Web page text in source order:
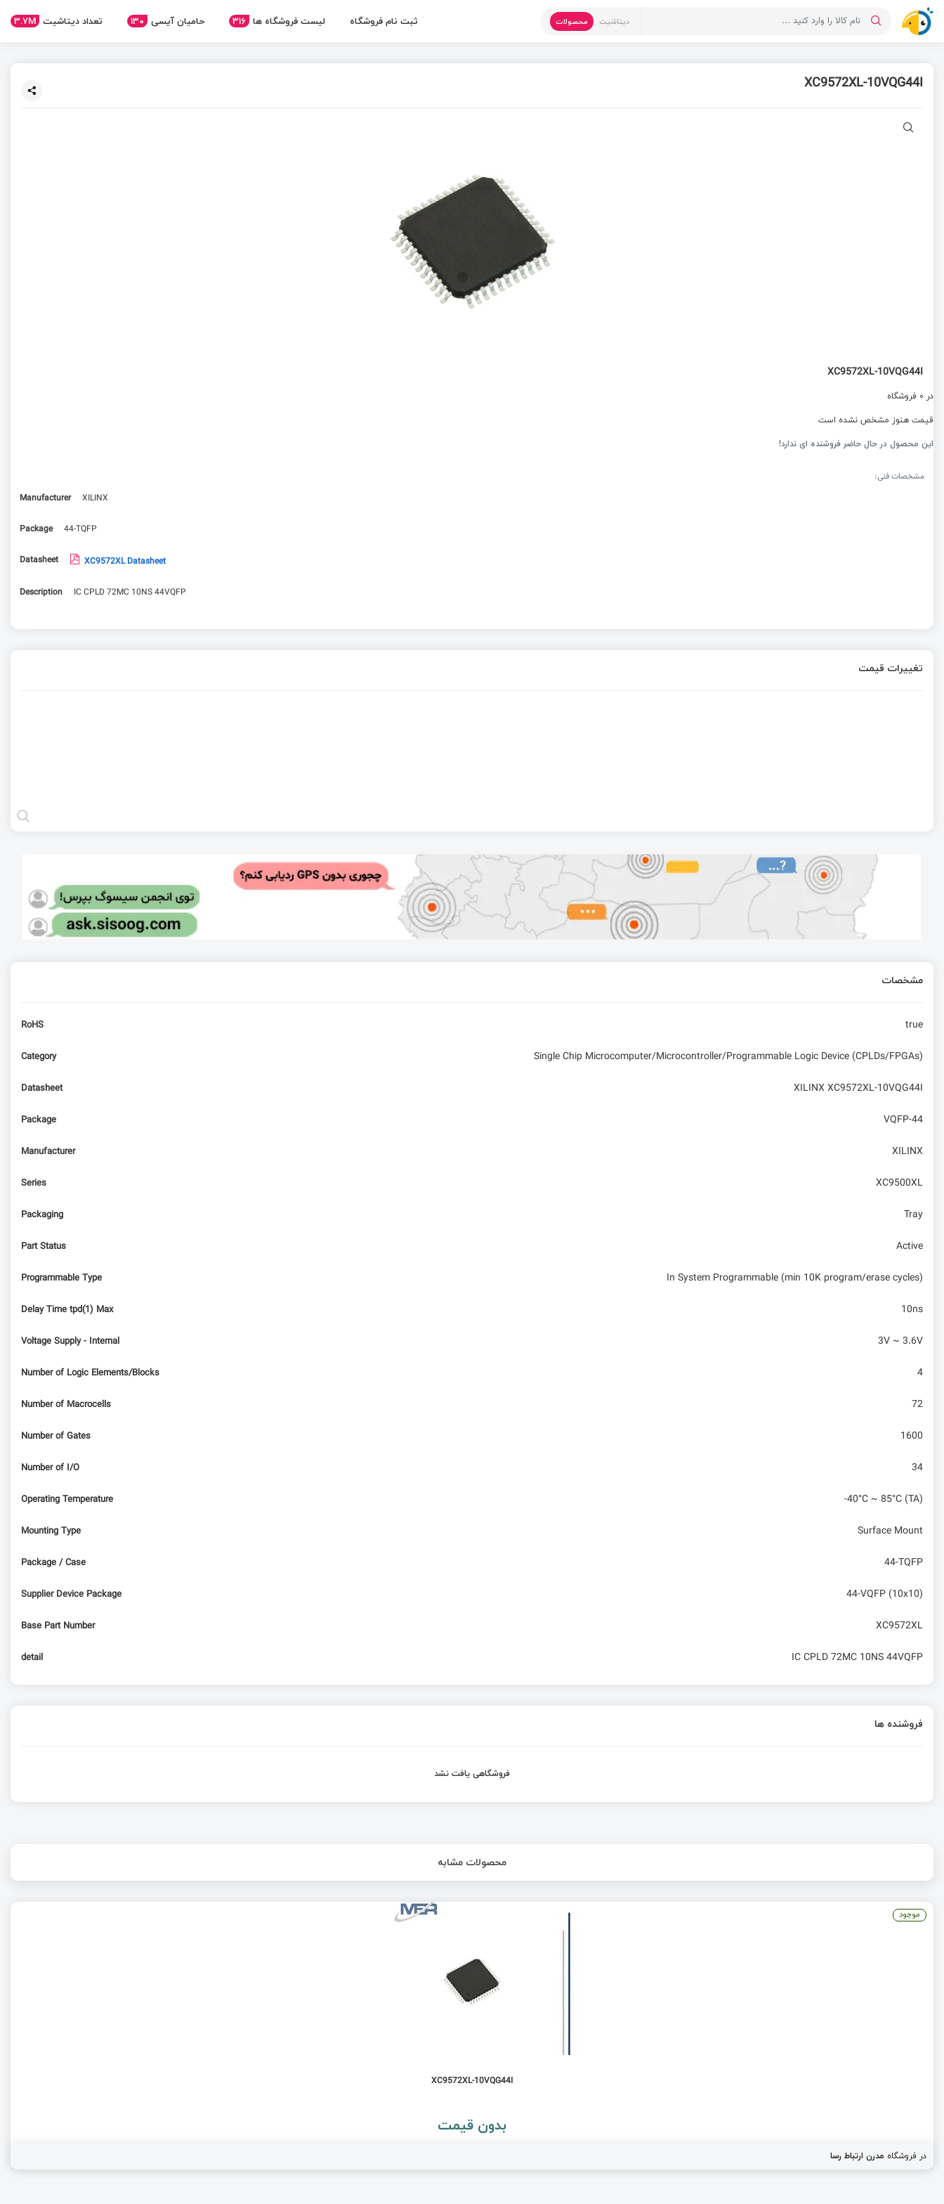
دیتاشیت محصولات ثبت نام فروشگاه لیست فروشگاه ها 316 حامیان آیسی 130 تعداد دیتاشیت 3.7M
XC9572XL-10VQG44I
XC9572XL-10VQG44I
در 0 فروشگاه
قیمت هنوز مشخص نشده است
این محصول در حال حاضر فروشنده ای ندارد!
مشخصات فنی:
Manufacturer
XILINX
Package 44-TQFP
Datasheet XC9572XL Datasheet
Description IC CPLD 72MC 10NS 44VQFP
تغییرات قیمت
مشخصات
RoHS true
Category Single Chip Microcomputer/Microcontroller/Programmable Logic Device (CPLDs/FPGAs)
Datasheet XILINX XC9572XL-10VQG44I
Package VQFP-44
Manufacturer XILINX
Series XC9500XL
Packaging Tray
Part Status Active
Programmable Type In System Programmable (min 10K program/erase cycles)
Delay Time tpd(1) Max 10ns
Voltage Supply - Internal 3V ~ 3.6V
Number of Logic Elements/Blocks 4
Number of Macrocells 72
Number of Gates 1600
Number of I/O 34
Operating Temperature -40°C ~ 85°C (TA)
Mounting Type Surface Mount
Package / Case 44-TQFP
Supplier Device Package 44-VQFP (10x10)
Base Part Number XC9572XL
detail IC CPLD 72MC 10NS 44VQFP
فروشنده ها
فروشگاهی یافت نشد
محصولات مشابه
XC9572XL-10VQG44I
بدون قیمت
در فروشگاه مدرن ارتباط رسا
موجود